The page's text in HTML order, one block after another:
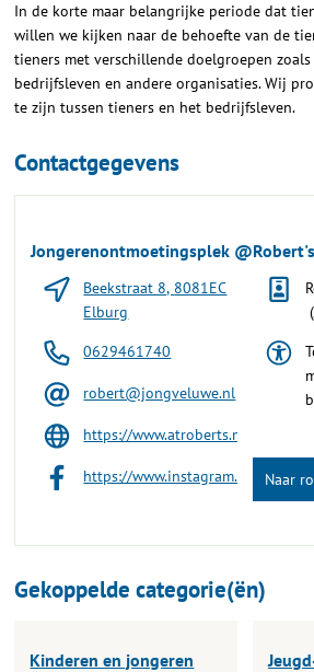
In de korte maar belangrijke periode dat
willen we kijken naar de behoefte van de
tieners met verschillende doelgroepen
bedrijfsleven en andere organisaties. Wij
te zijn tussen tieners en het bedrijfsleven.
Contactgegevens
Jongerenontmoetingsplek @Robert's
Beekstraat 8, 8081EC
Elburg
0629461740
robert@jongveluwe.nl
https://www.atroberts.nl
https://www.instagram.com/Naar
Gekoppelde categorie(ën)
Kinderen en jongeren